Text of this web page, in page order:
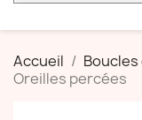
Accueil
Oreilles percées